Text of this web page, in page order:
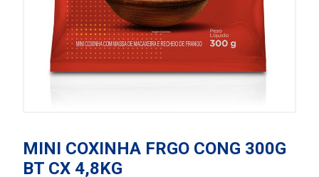
MINI COXINHA FRGO CONG 300G
BT CX 4,8KG